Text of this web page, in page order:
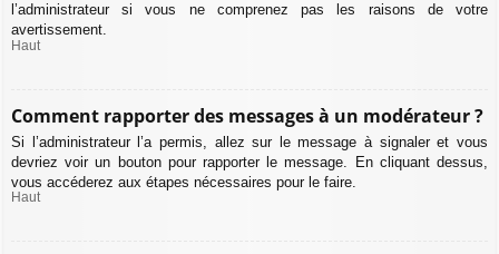
l’administrateur si vous ne comprenez pas les raisons de votre
avertissement.
Haut
Comment rapporter des messages à un modérateur ?
Si l’administrateur l’a permis, allez sur le message à signaler et vous
devriez voir un bouton pour rapporter le message. En cliquant dessus,
vous accéderez aux étapes nécessaires pour le faire.
Haut